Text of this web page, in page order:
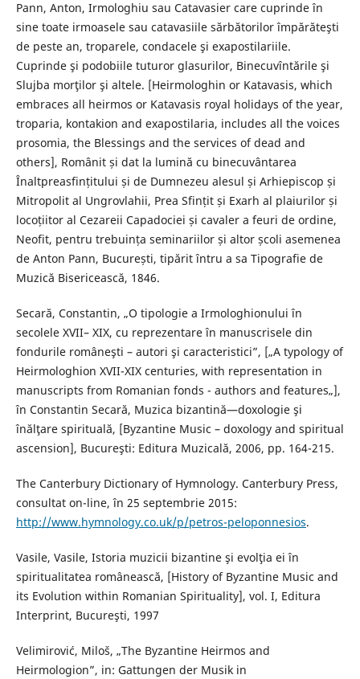
Pann, Anton, Irmologhiu sau Catavasier care cuprinde în
sine toate irmoasele sau catavasiile sărbătorilor împărăteşti
de peste an, troparele, condacele şi exapostilariile.
Cuprinde şi podobiile tuturor glasurilor, Binecuvîntările şi
Slujba morţilor şi altele. [Heirmologhin or Katavasis, which
embraces all heirmos or Katavasis royal holidays of the year,
troparia, kontakion and exapostilaria, includes all the voices
prosomia, the Blessings and the services of dead and
others], Românit și dat la lumină cu binecuvântarea
Înaltpreasfințitului și de Dumnezeu alesul și Arhiepiscop și
Mitropolit al Ungrovlahii, Prea Sfințit și Exarh al plaiurilor și
locoțiitor al Cezareii Capadociei și cavaler a feuri de ordine,
Neofit, pentru trebuința seminariilor și altor școli asemenea
de Anton Pann, București, tipărit întru a sa Tipografie de
Muzică Bisericească, 1846.
Secară, Constantin, „O tipologie a Irmologhionului în
secolele XVII– XIX, cu reprezentare în manuscrisele din
fondurile româneşti – autori şi caracteristici”, [„A typology of
Heirmologhion XVII-XIX centuries, with representation in
manuscripts from Romanian fonds - authors and features„],
în Constantin Secară, Muzica bizantină—doxologie şi
înălţare spirituală, [Byzantine Music – doxology and spiritual
ascension], Bucureşti: Editura Muzicală, 2006, pp. 164-215.
The Canterbury Dictionary of Hymnology. Canterbury Press,
consultat on-line, în 25 septembrie 2015:
http://www.hymnology.co.uk/p/petros-peloponnesios.
Vasile, Vasile, Istoria muzicii bizantine şi evolţia ei în
spiritualitatea românească, [History of Byzantine Music and
its Evolution within Romanian Spirituality], vol. I, Editura
Interprint, Bucureşti, 1997
Velimirović, Miloš, „The Byzantine Heirmos and
Heirmologion”, in: Gattungen der Musik in